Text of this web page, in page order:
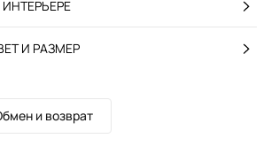
И РАЗМЕР
и возврат